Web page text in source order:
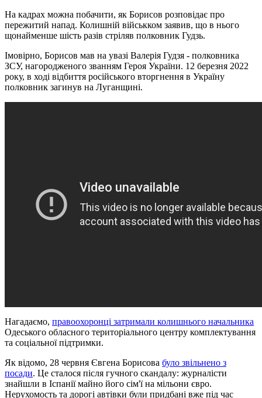
На кадрах можна побачити, як Борисов розповідає про
пережитий напад. Колишній військком заявив, що в нього
щонайменше шість разів стріляв полковник Гудзь.
Імовірно, Борисов мав на увазі Валерія Гудзя - полковника
ЗСУ, нагородженого званням Героя України. 12 березня 2022
року, в ході відбиття російського вторгнення в Україну
полковник загинув на Луганщині.
Нагадаємо, правоохоронці затримали колишнього начальника
Одеського обласного територіального центру комплектування
та соціальної підтримки.
Як відомо, 28 червня Євгена Борисова було звільнено з
посади. Це сталося після гучного скандалу: журналісти
знайшли в Іспанії майно його сім'ї на мільони євро.
Нерухомость та дорогі автівки були придбані вже під час